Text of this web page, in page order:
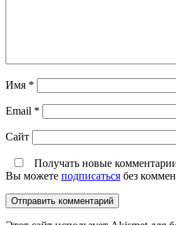
Имя *
Email *
Сайт
Получать новые
Вы можете подписаться без